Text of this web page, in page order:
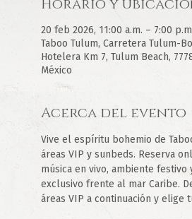
20 feb 2026, 11:00 a.m. – 7:00
Taboo Tulum, Carretera Tulum-
Hotelera Km 7, Tulum Beach,
México
Acerca del evento
Vive el espíritu bohemio de
áreas VIP y sunbeds. Reserva
música en vivo, ambiente festivo
exclusivo frente al mar Caribe.
áreas VIP a continuación y elige